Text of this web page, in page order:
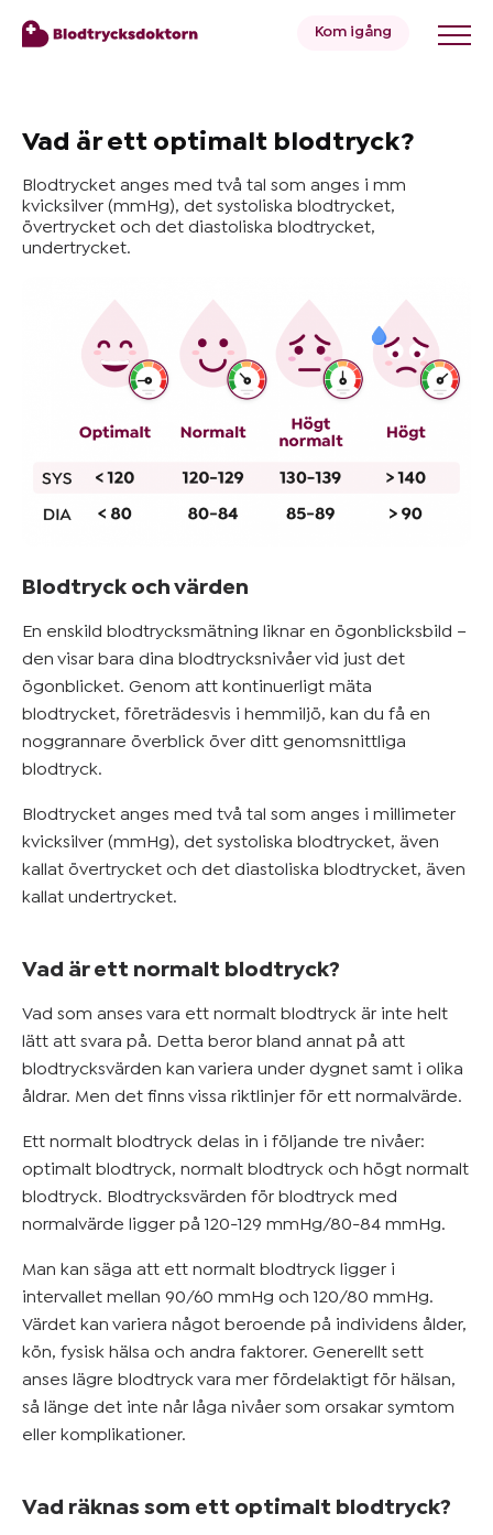
Blodtryck
Övervikt
Livsstil
Mer om
Kom
igång
Kom igång
Vad är ett optimalt blodtryck?
Blodtrycket anges med två tal som anges i mm
kvicksilver (mmHg), det systoliska blodtrycket,
övertrycket och det diastoliska blodtrycket,
undertrycket.
Blodtryck och värden
En enskild blodtrycksmätning liknar en ögonblicksbild –
den visar bara dina blodtrycksnivåer vid just det
ögonblicket. Genom att kontinuerligt mäta
blodtrycket, företrädesvis i hemmiljö, kan du få en
noggrannare överblick över ditt genomsnittliga
blodtryck.
Blodtrycket anges med två tal som anges i millimeter
kvicksilver (mmHg), det systoliska blodtrycket, även
kallat övertrycket och det diastoliska blodtrycket, även
kallat undertrycket.
Vad är ett normalt blodtryck?
Vad som anses vara ett normalt blodtryck är inte helt
lätt att svara på. Detta beror bland annat på att
blodtrycksvärden kan variera under dygnet samt i olika
åldrar. Men det finns vissa riktlinjer för ett normalvärde.
Ett normalt blodtryck delas in i följande tre nivåer:
optimalt blodtryck, normalt blodtryck och högt normalt
blodtryck. Blodtrycksvärden för blodtryck med
normalvärde ligger på 120-129 mmHg/80-84 mmHg.
Man kan säga att ett normalt blodtryck ligger i
intervallet mellan 90/60 mmHg och 120/80 mmHg.
Värdet kan variera något beroende på individens ålder,
kön, fysisk hälsa och andra faktorer. Generellt sett
anses lägre blodtryck vara mer fördelaktigt för hälsan,
så länge det inte når låga nivåer som orsakar symtom
eller komplikationer.
Vad räknas som ett optimalt blodtryck?